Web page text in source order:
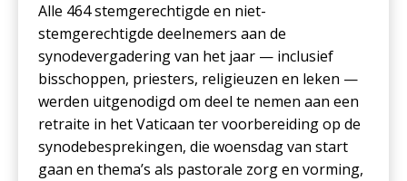
Alle 464 stemgerechtigde en niet-
stemgerechtigde deelnemers aan de
synodevergadering van het jaar — inclusief
bisschoppen, priesters, religieuzen en leken —
werden uitgenodigd om deel te nemen aan een
retraite in het Vaticaan ter voorbereiding op de
synodebesprekingen, die woensdag van start
gaan en thema’s als pastorale zorg en vorming,